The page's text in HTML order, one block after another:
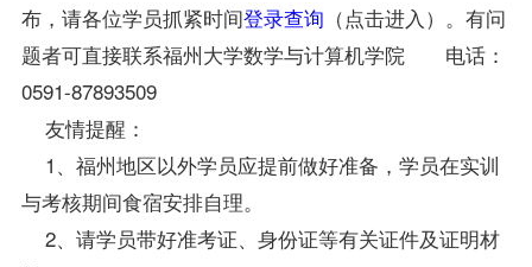
布，请各位学员抓紧时间登录查询 （点击进入）。有问
题者可直接联系福州大学数学与计算机学院 电话：
0591-87893509
友情提醒：
1、福州地区以外学员应提前做好准备，学员在实训
与考核期间食宿安排自理。
2、请学员带好准考证、身份证等有关证件及证明材